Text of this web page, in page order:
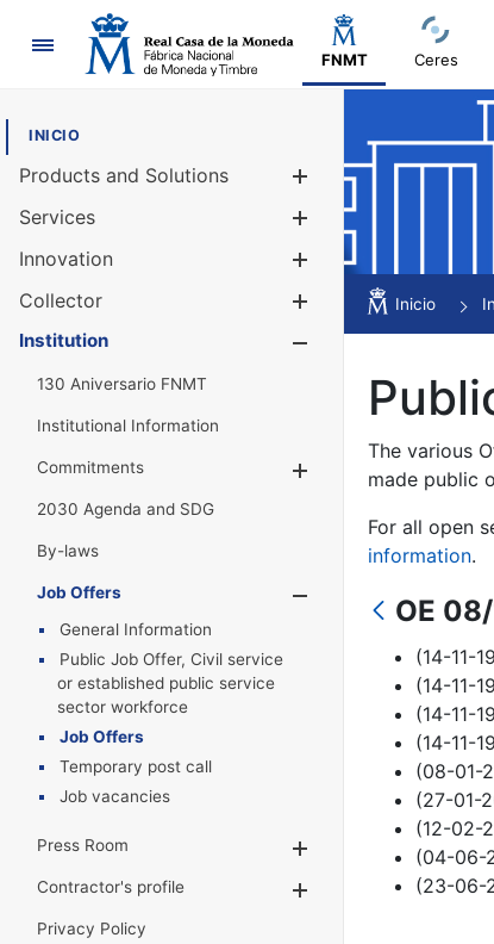
Navigation
FNMT Ceres
INICIO
Products and Solutions
Services
Innovation
Collector
Show/
Institution
130 Aniversario FNMT
Institutional Information
Commitments
Show/Hide
2030 Agenda and SDG
By-laws
Job Offers
Show/Hide
General Information
Public Job Offer, Civil service
or established public service
sector workforce
Job Offers
Temporary post call
Job vacancies
Press Room
Show/Hide
Contractor's profile
Show/Hide
Privacy Policy
Inicio
The various
made public
For all open
information.
OE
(14-11-
(14-11-
(14-11-
(14-11-
(08-01-
(27-01-
(12-02-
(04-06-
(23-06-